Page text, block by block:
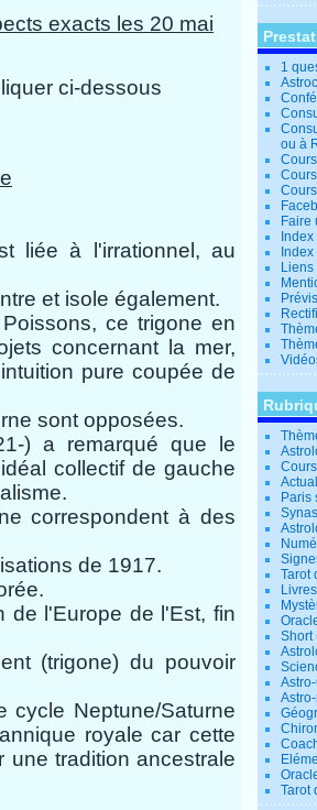
exacts les 20 mai
ci-dessous
liée à l'irrationnel, au
et isole également.
ce trigone en
concernant la mer,
pure coupée de
sont opposées.
) a remarqué que le
collectif de gauche
correspondent à des
de 1917.
de l'Europe de l'Est, fin
(trigone) du pouvoir
cycle Neptune/Saturne
royale car cette
une tradition ancestrale
1
ou à
Faire
Liens
Paris
Tarot
Short
Tarot